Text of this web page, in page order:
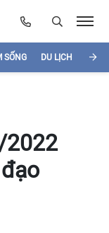
SỐNG DU LỊCH
2022